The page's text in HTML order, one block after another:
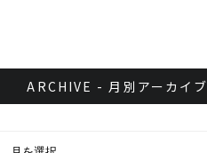
ARCHIVE - 月別アーカイブ
ARCHIVE - 月別アーカイブ